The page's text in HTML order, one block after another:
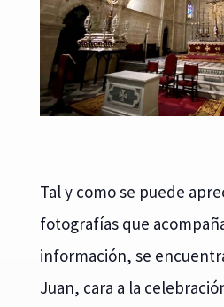
Tal y como se puede
fotografías que
información, se
Juan, cara a la